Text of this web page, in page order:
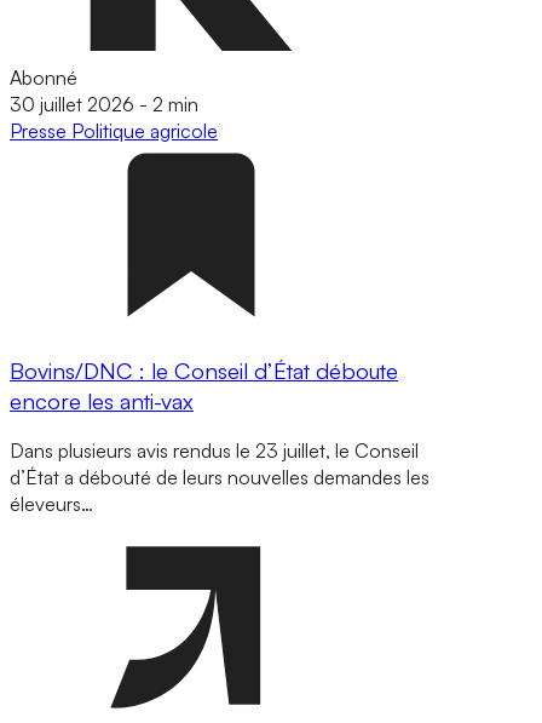
Abonné
30 juillet 2026 - 2 min
Presse Politique agricole
Bovins/DNC : le Conseil d’État déboute
encore les anti-vax
Dans plusieurs avis rendus le 23 juillet, le Conseil
d’État a débouté de leurs nouvelles demandes les
éleveurs…